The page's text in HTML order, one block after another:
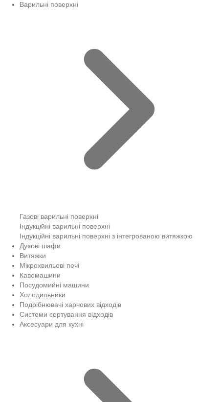
Варильні поверхні
Газові варильні поверхні
Індукційні варильні поверхні
Індукційні варильні поверхні з інтегрованою витяжкою
Духові шафи
Витяжки
Мікрохвильові печі
Кавомашини
Посудомийні машини
Холодильники
Подрібнювачі харчових відходів
Системи сортування відходів
Аксесуари для кухні